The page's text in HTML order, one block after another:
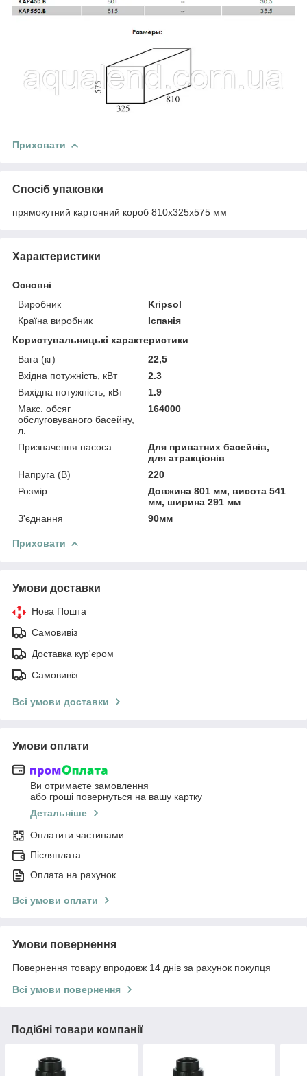
Приховати
Спосіб упаковки
прямокутний картонний короб 810x325x575 мм
Характеристики
Основні
Виробник
Kripsol
Країна виробник
Іспанія
Користувальницькі характеристики
Вага (кг)
22,5
Вхідна потужність, кВт
2.3
Вихідна потужність, кВт
1.9
Макс. обсяг
обслуговуваного басейну,
л.
164000
Призначення насоса
Для приватних басейнів,
для атракціонів
Напруга (В)
220
Розмір
Довжина 801 мм, висота 541
мм, ширина 291 мм
З'єднання
90мм
Приховати
Умови доставки
Нова Пошта
Самовивіз
Доставка кур'єром
Самовивіз
Всі умови доставки
Умови оплати
Ви отримаєте замовлення
або гроші повернуться на вашу картку
Детальніше
Оплатити частинами
Післяплата
Оплата на рахунок
Всі умови оплати
Умови повернення
Повернення товару впродовж 14 днів за рахунок покупця
Всі умови повернення
Подібні товари компанії